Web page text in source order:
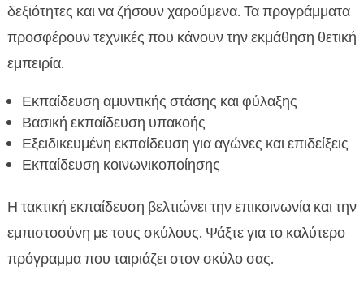
δεξιότητες και να ζήσουν χαρούμενα. Τα προγράμματα
προσφέρουν τεχνικές που κάνουν την εκμάθηση θετική
εμπειρία.
Εκπαίδευση αμυντικής στάσης και φύλαξης
Βασική εκπαίδευση υπακοής
Εξειδικευμένη εκπαίδευση για αγώνες και επιδείξεις
Εκπαίδευση κοινωνικοποίησης
Η τακτική εκπαίδευση βελτιώνει την επικοινωνία και την
εμπιστοσύνη με τους σκύλους. Ψάξτε για το καλύτερο
πρόγραμμα που ταιριάζει στον σκύλο σας.